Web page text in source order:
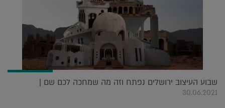
שבוע העיצוב ירושלים נפתח וזה מה שמחכה לכם שם |
30.06.2021